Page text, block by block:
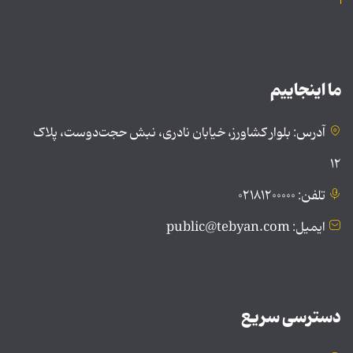
ما اینجاییم
آدرس: بلوار کشاورز، خیابان نادری، نبش حجت‌دوست، پلاک
۱۲
تلفن: ۰۲۱۸۱۲۰۰۰۰۰
ایمیل: public@tebyan.com
دسترسی سریع